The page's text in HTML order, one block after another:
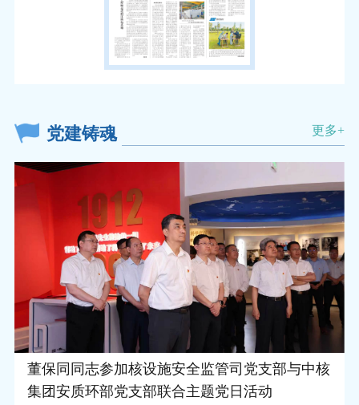
党建铸魂 更多+
董保同同志参加核设施安全监管司党支部与中核
集团安质环部党支部联合主题党日活动